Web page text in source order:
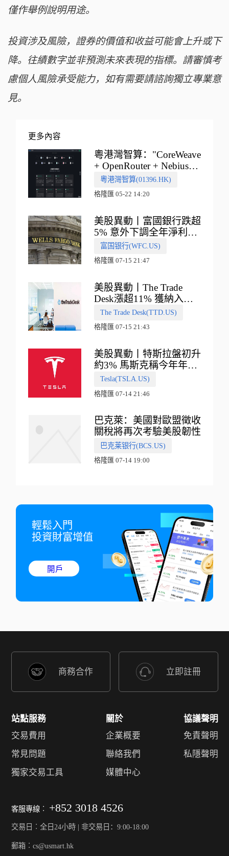
僅作舉例說明用途。
投資涉及風險，證券的價值和收益可能會上升或下
降。往績數字並非預測未來表現的指標。請審慎考
慮個人風險承受能力，如有需要請諮詢獨立專業意
見。
更多內容
粵港灣智算："CoreWeave
+ OpenRouter + Nebius"
多向融合的中國智算新範
式
粵港灣智算(01396.HK)
格隆匯 05-22 14:20
美股異動丨富國銀行跌超
5% 意外下調全年淨利息
收入指引
富国银行(WFC.US)
格隆匯 07-15 21:47
美股異動丨The Trade
Desk漲超11% 獲納入標
普500指數
The Trade Desk(TTD.US)
格隆匯 07-15 21:43
美股異動丨特斯拉盤初升
約3% 馬斯克稱今年年底
會有‘史詩級震撼’的演示
Tesla(TSLA.US)
格隆匯 07-14 21:46
巴克萊：美國對歐盟徵收
關稅將再次考驗美股韌性
巴克莱银行(BCS.US)
格隆匯 07-14 19:00
輕鬆入門
投資財富增值
開戶
商務合作 立即註冊
站點服務
交易費用
常見問題
獨家交易工具
關於
企業概要
聯絡我們
媒體中心
協議聲明
免責聲明
私隱聲明
客服專線︰ +852 3018 4526
交易日︰全日24小時 | 非交易日：9:00-18:00
郵箱︰cs@usmart.hk